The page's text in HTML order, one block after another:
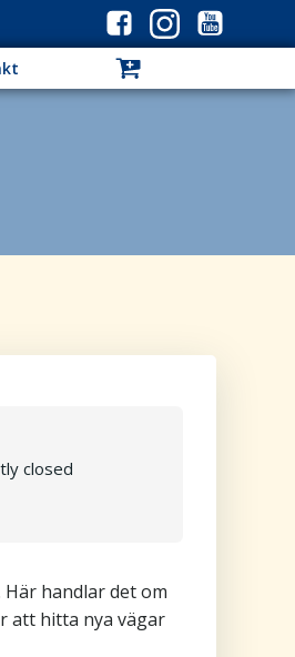
closed
handlar det om
att hitta nya vägar